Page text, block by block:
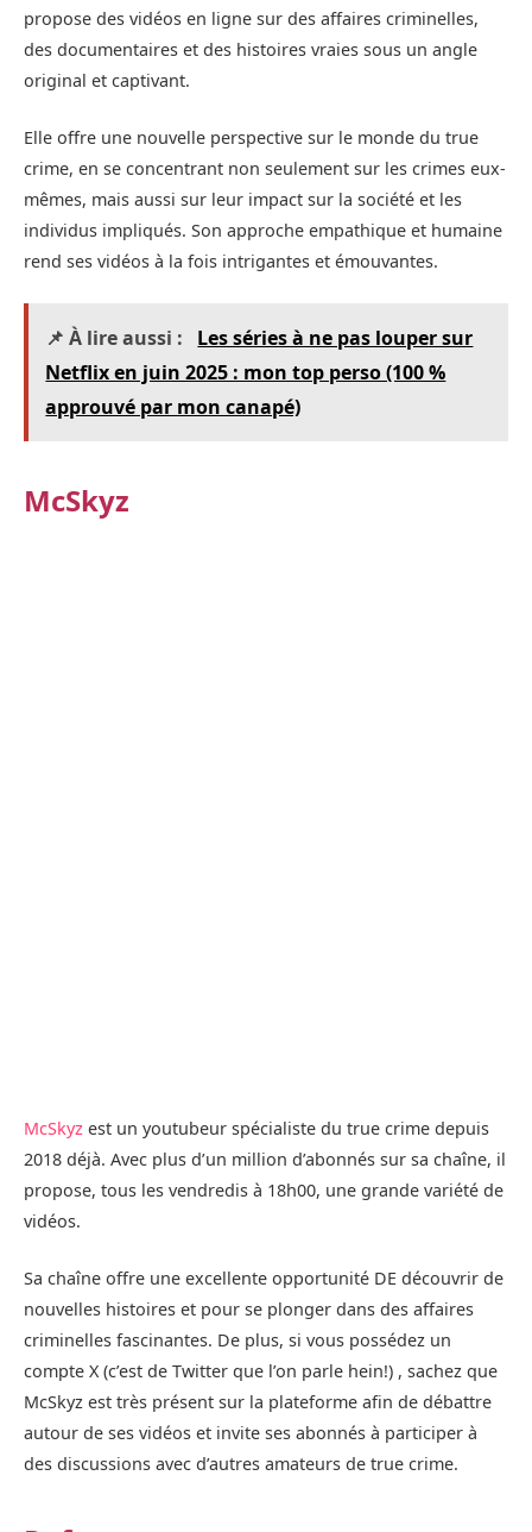
propose des vidéos en ligne sur des affaires criminelles,
des documentaires et des histoires vraies sous un angle
original et captivant.
Elle offre une nouvelle perspective sur le monde du true
crime, en se concentrant non seulement sur les crimes eux-
mêmes, mais aussi sur leur impact sur la société et les
individus impliqués. Son approche empathique et humaine
rend ses vidéos à la fois intrigantes et émouvantes.
📌 À lire aussi :
Les séries à ne pas louper sur
Netflix en juin 2025 : mon top perso (100 %
approuvé par mon canapé)
McSkyz
McSkyz est un youtubeur spécialiste du true crime depuis
2018 déjà. Avec plus d’un million d’abonnés sur sa chaîne, il
propose, tous les vendredis à 18h00, une grande variété de
vidéos.
Sa chaîne offre une excellente opportunité DE découvrir de
nouvelles histoires et pour se plonger dans des affaires
criminelles fascinantes. De plus, si vous possédez un
compte X (c’est de Twitter que l’on parle hein!) , sachez que
McSkyz est très présent sur la plateforme afin de débattre
autour de ses vidéos et invite ses abonnés à participer à
des discussions avec d’autres amateurs de true crime.